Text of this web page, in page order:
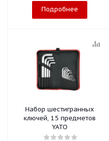
Подробнее
Набор шестигранных
ключей, 15 предметов
YATO